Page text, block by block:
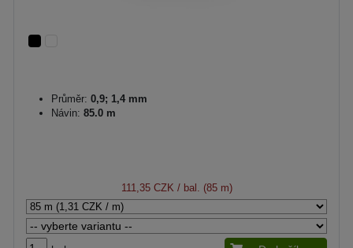
Průměr: 0,9; 1,4 mm
Návin: 85.0 m
111,35 CZK / bal. (85 m)